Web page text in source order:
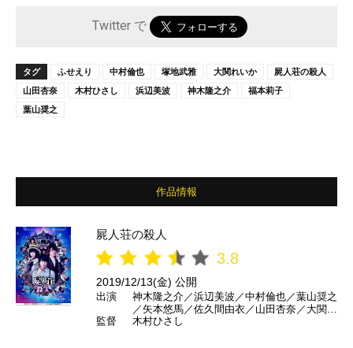
Twitter で
タグ ふせえり 中村倫也 塚地武雅 大関れいか
屍人荘の殺人
山田杏奈
木村ひさし 浜辺美波 神木隆之介
福本莉子
葉山奨之
作品情報
屍人荘の殺人
3.8
2019/12/13(金) 公開
出演
神木隆之介／浜辺美波／中村倫也／葉山奨之
／矢本悠馬／佐久間由衣／山田杏奈／大関れ
いか／福本莉子／塚地武雅／ふせえり／池田
監督 木村ひさし